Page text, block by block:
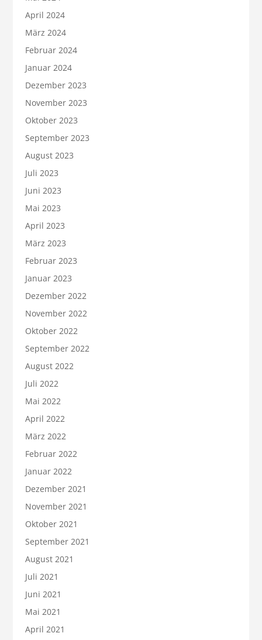
April 2024
März 2024
Februar 2024
Januar 2024
Dezember 2023
November 2023
Oktober 2023
September 2023
August 2023
Juli 2023
Juni 2023
Mai 2023
April 2023
März 2023
Februar 2023
Januar 2023
Dezember 2022
November 2022
Oktober 2022
September 2022
August 2022
Juli 2022
Mai 2022
April 2022
März 2022
Februar 2022
Januar 2022
Dezember 2021
November 2021
Oktober 2021
September 2021
August 2021
Juli 2021
Juni 2021
Mai 2021
April 2021